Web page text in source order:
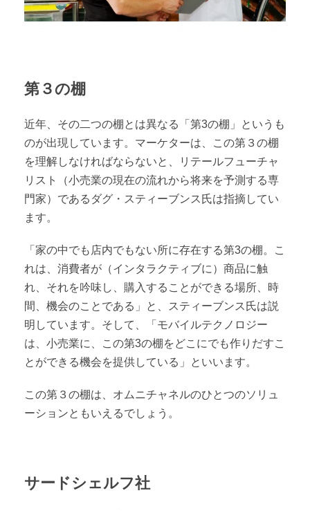
第３の棚
近年、その二つの棚とは異なる「第3の棚」というも
のが出現しています。マーケターは、この第３の棚
を理解しなければならないと、リテールフューチャ
リスト（小売業の現在の流れから将来を予測する専
門家）であるダグ・スティーブンス氏は指摘してい
ます。
「家の中でも店内でもない所に存在する第3の棚。こ
れは、消費者が（インタラクティブに）商品に触
れ、それを吟味し、購入することができる場所、時
間、機会のことである」と、スティーブンス氏は説
明しています。そして、「モバイルテクノロジー
は、小売業に、この第3の棚をどこにでも作りだすこ
とができる機会を提供している」といいます。
この第３の棚は、オムニチャネルのひとつのソリュ
ーションともいえるでしょう。
サードシェルフ社